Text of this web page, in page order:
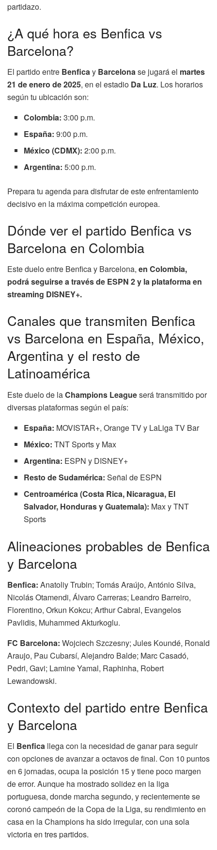
partidazo.
¿A qué hora es Benfica vs
Barcelona?
El partido entre Benficay Barcelonase jugará el martes
21 de enero de 2025, en el estadio Da Luz. Los horarios
según tu ubicación son:
Colombia: 3:00 p.m.
España: 9:00 p.m.
México (CDMX): 2:00 p.m.
Argentina: 5:00 p.m.
Prepara tu agenda para disfrutar de este enfrentamiento
decisivo en la máxima competición europea.
Dónde ver el partido Benfica vs
Barcelona en Colombia
Este duelo entre Benfica y Barcelona, en Colombia,
podrá seguirse a través de ESPN 2 y la plataforma en
streaming DISNEY+.
Canales que transmiten Benfica
vs Barcelona en España, México,
Argentina y el resto de
Latinoamérica
Este duelo de laChampions Leagueserá transmitido por
diversas plataformas según el país:
España: MOVISTAR+, Orange TV y LaLiga TV Bar
México: TNT Sports y Max
Argentina: ESPN y DISNEY+
Resto de Sudamérica: Señal de ESPN
Centroamérica (Costa Rica, Nicaragua, El
Salvador, Honduras y Guatemala): Max y TNT
Sports
Alineaciones probables de Benfica
y Barcelona
Benfica: Anatoliy Trubin; Tomás Araújo, António Silva,
Nicolás Otamendi, Álvaro Carreras; Leandro Barreiro,
Florentino, Orkun Kokcu; Arthur Cabral, Evangelos
Pavlidis, Muhammed Akturkoglu.
FC Barcelona: Wojciech Szczesny; Jules Koundé, Ronald
Araujo, Pau Cubarsí, Alejandro Balde; Marc Casadó,
Pedri, Gavi; Lamine Yamal, Raphinha, Robert
Lewandowski.
Contexto del partido entre Benfica
y Barcelona
El Benfica llega con la necesidad de ganar para seguir
con opciones de avanzar a octavos de final. Con 10 puntos
en 6 jornadas, ocupa la posición 15 y tiene poco margen
de error. Aunque ha mostrado solidez en la liga
portuguesa, donde marcha segundo, y recientemente se
coronó campeón de la Copa de la Liga, su rendimiento en
casa en la Champions ha sido irregular, con una sola
victoria en tres partidos.